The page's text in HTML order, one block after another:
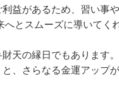
益があるため、習い事
とスムーズに導いてく
天の縁日でもあります
、さらなる金運アップ